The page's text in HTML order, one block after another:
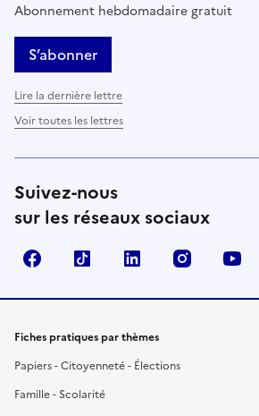
Abonnement hebdomadaire gratuit
S’abonner
Lire la dernière lettre
Voir toutes les lettres
Suivez-nous
sur les réseaux sociaux
FacebookTikTok LinkedIn Instagram
Fiches pratiques par thèmes
Papiers - Citoyenneté - Élections
Famille - Scolarité